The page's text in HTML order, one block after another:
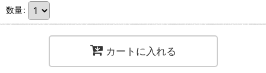
数量:
カートに入れる